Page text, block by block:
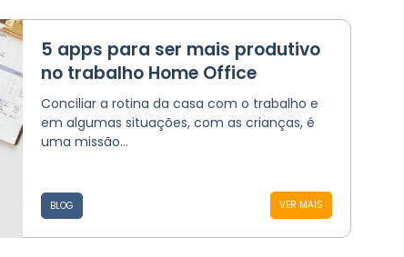
5 apps para ser mais produtivo
no trabalho Home Office
Conciliar a rotina da casa com o trabalho e
em algumas situações, com as crianças, é
uma missão...
VER MAIS
BLOG